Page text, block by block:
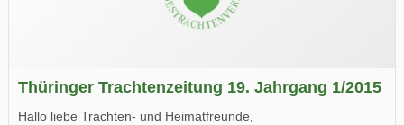
Thüringer Trachtenzeitung 19. Jahrgang 1/2015
Hallo liebe Trachten- und Heimatfreunde,